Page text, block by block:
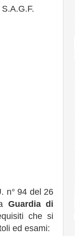
n° 94 del 26
Guardia di
che si
ed esami: